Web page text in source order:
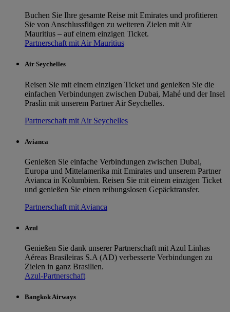
Buchen Sie Ihre gesamte Reise mit Emirates und profitieren
Sie von Anschlussflügen zu weiteren Zielen mit Air
Mauritius – auf einem einzigen Ticket.
Partnerschaft mit Air Mauritius
Air Seychelles
Reisen Sie mit einem einzigen Ticket und genießen Sie die
einfachen Verbindungen zwischen Dubai, Mahé und der Insel
Praslin mit unserem Partner Air Seychelles.
Partnerschaft mit Air Seychelles
Avianca
Genießen Sie einfache Verbindungen zwischen Dubai,
Europa und Mittelamerika mit Emirates und unserem Partner
Avianca in Kolumbien. Reisen Sie mit einem einzigen Ticket
und genießen Sie einen reibungslosen Gepäcktransfer.
Partnerschaft mit Avianca
Azul
Genießen Sie dank unserer Partnerschaft mit Azul Linhas
Aéreas Brasileiras S.A (AD) verbesserte Verbindungen zu
Zielen in ganz Brasilien.
Azul-Partnerschaft
Bangkok Airways